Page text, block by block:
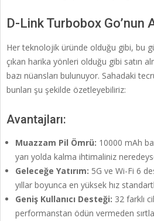
D-Link Turbobox Go’nun
Her teknolojik üründe olduğu gibi, bu
çıkan harika yönleri olduğu gibi satın
bazı nüansları bulunuyor. Sahadaki
bunları şu şekilde özetleyebiliriz:
Avantajları:
Muazzam Pil Ömrü: 10000 mAh
yarı yolda kalma ihtimaliniz
Geleceğe Yatırım: 5G ve Wi-Fi 6
yıllar boyunca en yüksek hız
Geniş Kullanıcı Desteği: 32 farklı
performanstan ödün vermeden